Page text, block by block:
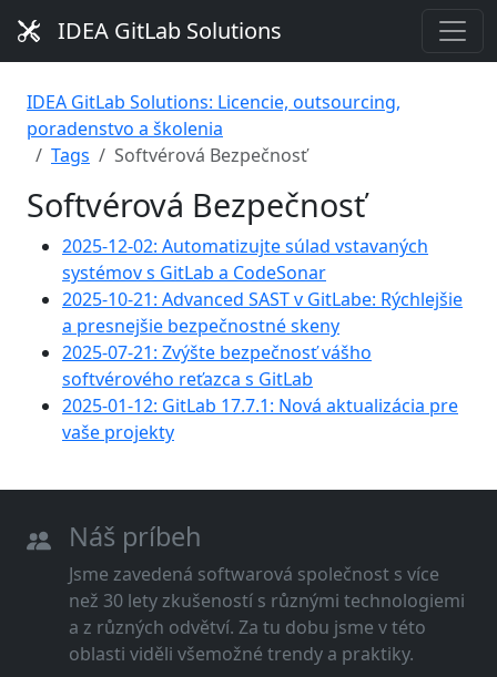
IDEA GitLab Solutions
IDEA GitLab Solutions: Licencie, outsourcing,
poradenstvo a školenia
Tags
Softvérová Bezpečnosť
Softvérová Bezpečnosť
2025-12-02: Automatizujte súlad vstavaných
systémov s GitLab a CodeSonar
2025-10-21: Advanced SAST v GitLabe: Rýchlejšie
a presnejšie bezpečnostné skeny
2025-07-21: Zvýšte bezpečnosť vášho
softvérového reťazca s GitLab
2025-01-12: GitLab 17.7.1: Nová aktualizácia pre
vaše projekty
Náš príbeh
Jsme zavedená softwarová společnost s více
než 30 lety zkušeností s různými technologiemi
a z různých odvětví. Za tu dobu jsme v této
oblasti viděli všemožné trendy a praktiky.